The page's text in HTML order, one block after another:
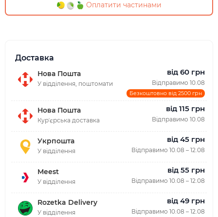
Оплатити частинами
Доставка
Нова Пошта
У відділення, поштомати
від 60 грн
Відправимо 10.08
Безкоштовно від 2500 грн
Нова Пошта
Курʼєрська доставка
від 115 грн
Відправимо 10.08
Укрпошта
У відділення
від 45 грн
Відправимо 10.08 – 12.08
Meest
У відділення
від 55 грн
Відправимо 10.08 – 12.08
Rozetka Delivery
У відділення
від 49 грн
Відправимо 10.08 – 12.08